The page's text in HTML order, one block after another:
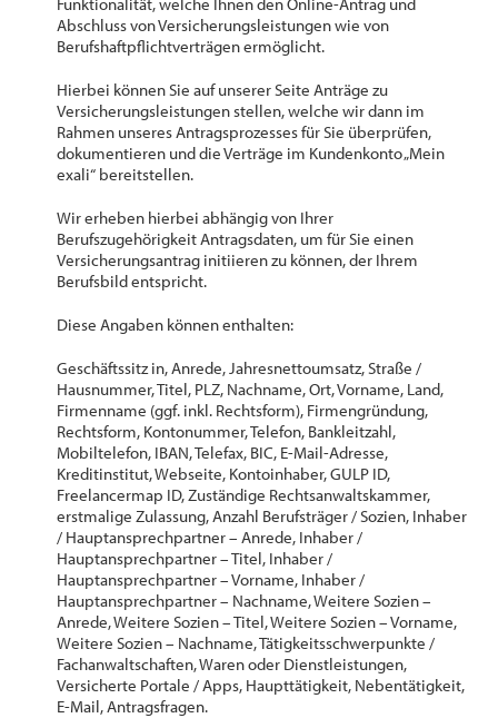
Abschluss von Versicherungsleistungen wie von
Berufshaftpflichtverträgen ermöglicht.
Hierbei können Sie auf unserer Seite Anträge zu
Versicherungsleistungen stellen, welche wir dann im
Rahmen unseres Antragsprozesses für Sie überprüfen,
dokumentieren und die Verträge im Kundenkonto „Mein
exali“ bereitstellen.
Wir erheben hierbei abhängig von Ihrer
Berufszugehörigkeit Antragsdaten, um für Sie einen
Versicherungsantrag initiieren zu können, der Ihrem
Berufsbild entspricht.
Diese Angaben können enthalten:
Geschäftssitz in, Anrede, Jahresnettoumsatz, Straße /
Hausnummer, Titel, PLZ, Nachname, Ort, Vorname, Land,
Firmenname (ggf. inkl. Rechtsform), Firmengründung,
Rechtsform, Kontonummer, Telefon, Bankleitzahl,
Mobiltelefon, IBAN, Telefax, BIC, E-Mail-Adresse,
Kreditinstitut, Webseite, Kontoinhaber, GULP ID,
Freelancermap ID, Zuständige Rechtsanwaltskammer,
erstmalige Zulassung, Anzahl Berufsträger / Sozien, Inhaber
/ Hauptansprechpartner – Anrede, Inhaber /
Hauptansprechpartner – Titel, Inhaber /
Hauptansprechpartner – Vorname, Inhaber /
Hauptansprechpartner – Nachname, Weitere Sozien –
Anrede, Weitere Sozien – Titel, Weitere Sozien – Vorname,
Weitere Sozien – Nachname, Tätigkeitsschwerpunkte /
Fachanwaltschaften, Waren oder Dienstleistungen,
Versicherte Portale / Apps, Haupttätigkeit, Nebentätigkeit,
E-Mail, Antragsfragen.